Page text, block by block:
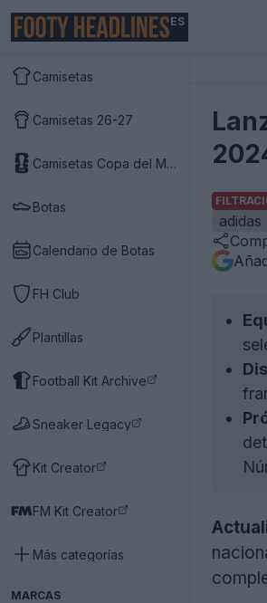
ES
Camisetas
Camisetas 26-27
Camisetas Copa del Mundo 2026
Botas
Calendario de Botas
FH Club
Plantillas
Football Kit Archive
Sneaker Legacy
Kit Creator
FM Kit Creator
Más categorías
MARCAS
adidas